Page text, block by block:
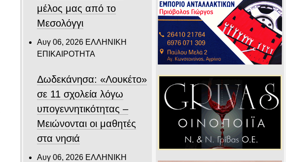
μέλος μας από το
Μεσολόγγι
Αυγ 06, 2026 ΕΛΛΗΝΙΚΗ
ΕΠΙΚΑΙΡΟΤΗΤΑ
Δωδεκάνησα: «Λουκέτο»
σε 11 σχολεία λόγω
υπογεννητικότητας –
Μειώνονται οι μαθητές
στα νησιά
Αυγ 06, 2026 ΕΛΛΗΝΙΚΗ